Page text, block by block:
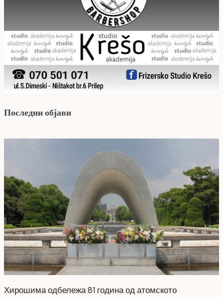
Последни објави
Хирошима одбележа 81 година од атомското